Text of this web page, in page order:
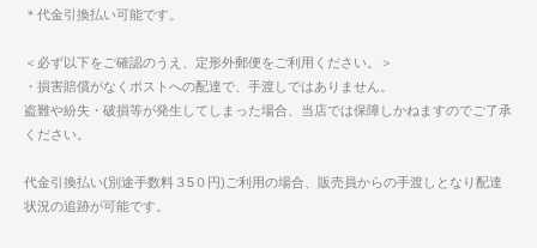
＊代金引換払い可能です。
＜必ず以下をご確認のうえ、定形外郵便をご利用ください。＞
・損害賠償がなくポストへの配達で、手渡しではありません。
盗難や紛失・破損等が発生してしまった場合、当店では保障しかねますのでご了承
ください。
代金引換払い(別途手数料３5０円)ご利用の場合、販売員からの手渡しとなり配達
状況の追跡が可能です。